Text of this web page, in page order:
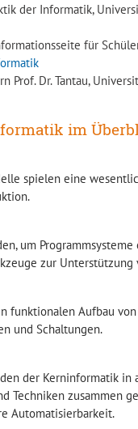
der Informatik,
für
Prof. Dr. Tantau,
im
spielen eine
um
zur
funktionalen Aufbau
und Schaltungen.
der Kerninformatik in
Techniken zusammen
Automatisierbarkeit.